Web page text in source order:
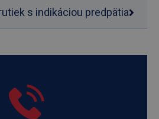
s indikáciou predpätia